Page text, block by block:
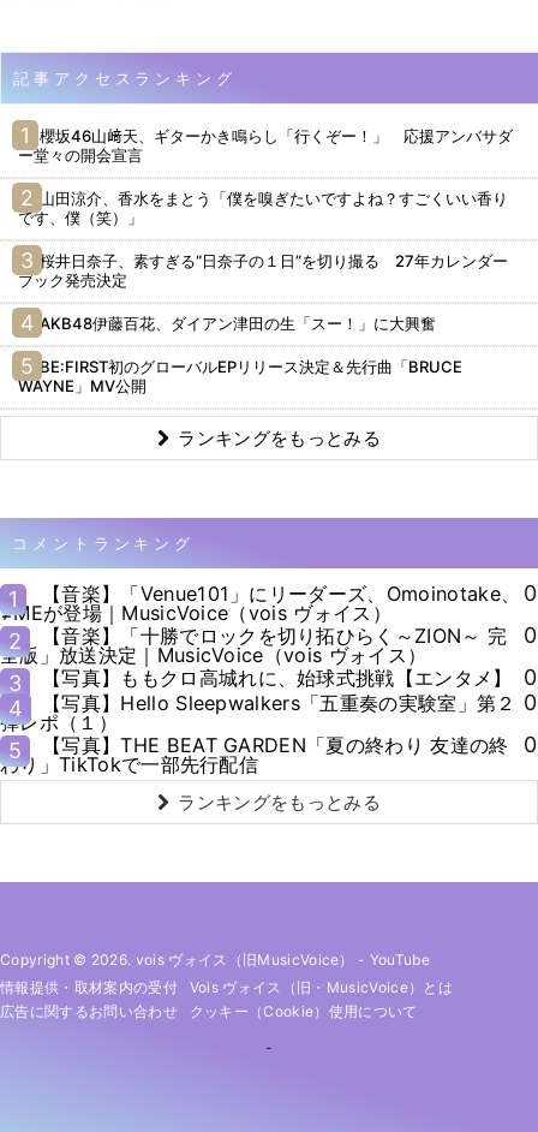
記事アクセスランキング
櫻坂46山﨑天、ギターかき鳴らし「行くぞー！」 応援アンバサダ
ー堂々の開会宣言
山田涼介、香水をまとう「僕を嗅ぎたいですよね？すごくいい香り
です、僕（笑）」
桜井日奈子、素すぎる“日奈子の１日”を切り撮る 27年カレンダー
ブック発売決定
AKB48伊藤百花、ダイアン津田の生「スー！」に大興奮
BE:FIRST初のグローバルEPリリース決定＆先行曲「BRUCE
WAYNE」MV公開
ランキングをもっとみる
コメントランキング
1
【音楽】「Venue101」にリーダーズ、Omoinotake、
≠MEが登場｜MusicVoice（vois ヴォイス）
0
2
【音楽】「十勝でロックを切り拓ひらく～ZION～ 完
全版」放送決定｜MusicVoice（vois ヴォイス）
0
3
【写真】ももクロ高城れに、始球式挑戦【エンタメ】
0
4
【写真】Hello Sleepwalkers「五重奏の実験室」第２
弾レポ（１）
0
5
【写真】THE BEAT GARDEN「夏の終わり 友達の終
わり」TikTokで一部先行配信
0
ランキングをもっとみる
Copyright © 2026. vois ヴォイス（旧MusicVoice） - YouTube
情報提供・取材案内の受付
Vois ヴォイス（旧・MusicVoice）とは
広告に関するお問い合わせ
クッキー（cookie）使用について
-